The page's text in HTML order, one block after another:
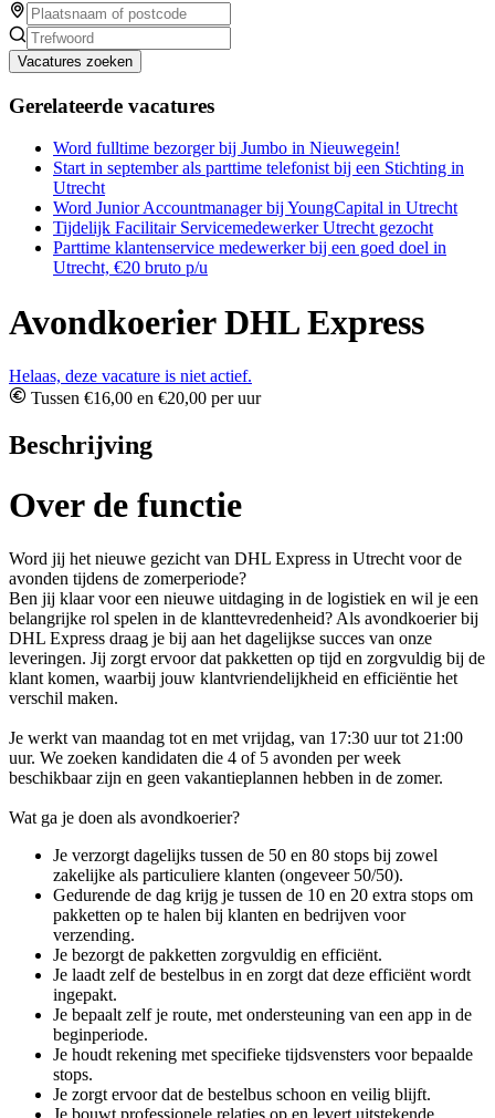
Vacatures zoeken
Gerelateerde vacatures
Word fulltime bezorger bij Jumbo in Nieuwegein!
Start in september als parttime telefonist bij een Stichting in
Utrecht
Word Junior Accountmanager bij YoungCapital in Utrecht
Tijdelijk Facilitair Servicemedewerker Utrecht gezocht
Parttime klantenservice medewerker bij een goed doel in
Utrecht, €20 bruto p/u
Avondkoerier DHL Express
Helaas, deze vacature is niet actief.
Tussen €16,00 en €20,00 per uur
Beschrijving
Over de functie
Word jij het nieuwe gezicht van DHL Express in Utrecht voor de
avonden tijdens de zomerperiode?
Ben jij klaar voor een nieuwe uitdaging in de logistiek en wil je een
belangrijke rol spelen in de klanttevredenheid? Als avondkoerier bij
DHL Express draag je bij aan het dagelijkse succes van onze
leveringen. Jij zorgt ervoor dat pakketten op tijd en zorgvuldig bij de
klant komen, waarbij jouw klantvriendelijkheid en efficiëntie het
verschil maken.
Je werkt van maandag tot en met vrijdag, van 17:30 uur tot 21:00
uur. We zoeken kandidaten die 4 of 5 avonden per week
beschikbaar zijn en geen vakantieplannen hebben in de zomer.
Wat ga je doen als avondkoerier?
Je verzorgt dagelijks tussen de 50 en 80 stops bij zowel
zakelijke als particuliere klanten (ongeveer 50/50).
Gedurende de dag krijg je tussen de 10 en 20 extra stops om
pakketten op te halen bij klanten en bedrijven voor
verzending.
Je bezorgt de pakketten zorgvuldig en efficiënt.
Je laadt zelf de bestelbus in en zorgt dat deze efficiënt wordt
ingepakt.
Je bepaalt zelf je route, met ondersteuning van een app in de
beginperiode.
Je houdt rekening met specifieke tijdsvensters voor bepaalde
stops.
Je zorgt ervoor dat de bestelbus schoon en veilig blijft.
Je bouwt professionele relaties op en levert uitstekende